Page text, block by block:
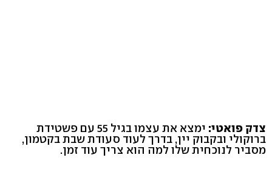
צדק פואטי: ימצא את עצמו בגיל 55 עם פשטידת
ברוקולי ובקבוק יין, בדרך לעוד סעודת שבת בקטמון,
מסביר לנוכחית שלו למה הוא צריך עוד זמן.